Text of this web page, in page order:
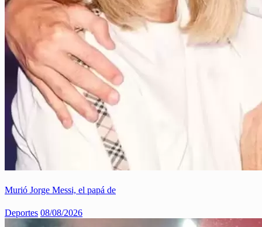
Murió Jorge Messi, el papá de
Deportes 08/08/2026